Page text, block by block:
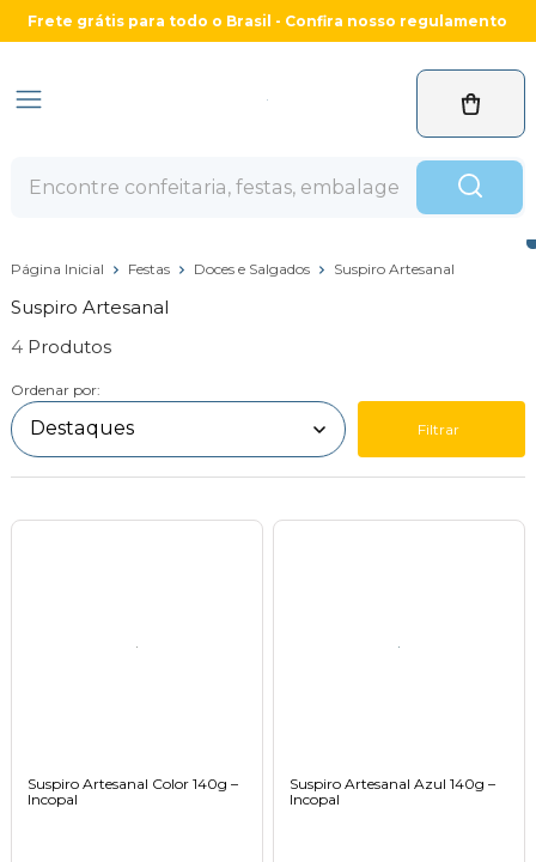
Frete grátis para todo o Brasil - Confira nosso regulamento
Página Inicial Festas Doces e Salgados Suspiro Artesanal
Suspiro Artesanal
4
Ordenar por:
Filtrar
Suspiro Artesanal Color 140g –
Incopal
Suspiro Artesanal Azul 140g –
Incopal